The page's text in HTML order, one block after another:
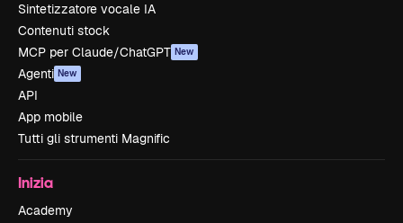
Sintetizzatore vocale IA
Contenuti stock
MCP per Claude/ChatGPT New
Agenti New
API
App mobile
Tutti gli strumenti Magnific
Inizia
Academy